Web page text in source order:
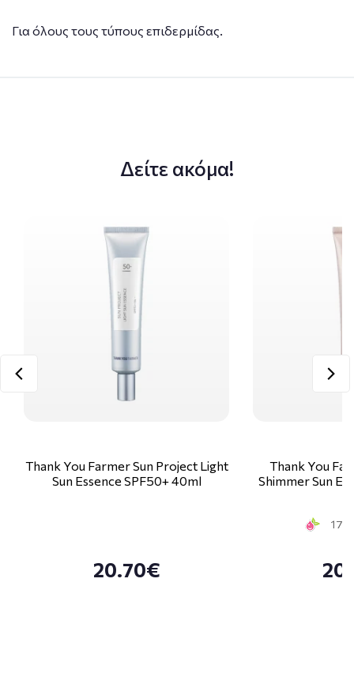
Για όλους τους τύπους επιδερμίδας.
Δείτε ακόμα!
Thank You Farmer Sun Project Light
Sun Essence SPF50+ 40ml
20.70€
Thank You
Shimmer Sun
17